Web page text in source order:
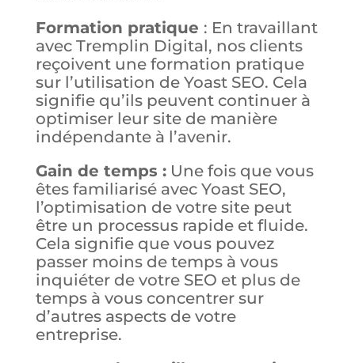
Formation pratique : En travaillant
avec Tremplin Digital, nos clients
reçoivent une formation pratique
sur l’utilisation de Yoast SEO. Cela
signifie qu’ils peuvent continuer à
optimiser leur site de manière
indépendante à l’avenir.
Gain de temps :Une fois que vous
êtes familiarisé avec Yoast SEO,
l’optimisation de votre site peut
être un processus rapide et fluide.
Cela signifie que vous pouvez
passer moins de temps à vous
inquiéter de votre SEO et plus de
temps à vous concentrer sur
d’autres aspects de votre
entreprise.